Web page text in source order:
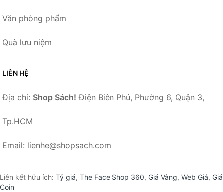
Văn phòng phẩm
Quà lưu niệm
LIÊN HỆ
Địa chỉ: Shop Sách! Điện Biên Phủ, Phường 6, Quận 3,
Tp.HCM
Email: lienhe@shopsach.com
Liên kết hữu ích: Tỷ giá, The Face Shop 360, Giá Vàng, Web Giá, Giá
Coin